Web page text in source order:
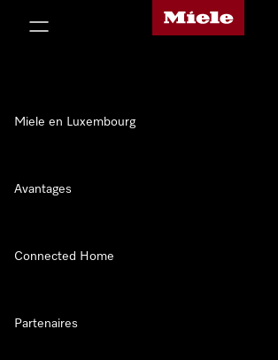
Page d'accueil de Miele
Miele en Luxembourg
Avantages
Connected Home
Partenaires